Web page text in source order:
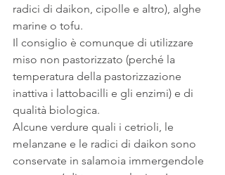
radici di daikon, cipolle e altro), alghe
marine o tofu.
Il consiglio è comunque di utilizzare
miso non pastorizzato (perché la
temperatura della pastorizzazione
inattiva i lattobacilli e gli enzimi) e di
qualità biologica.
Alcune verdure quali i cetrioli, le
melanzane e le radici di daikon sono
conservate in salamoia immergendole